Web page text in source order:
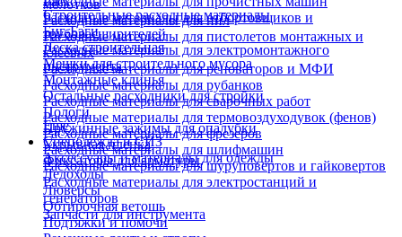
молотков
Расходные материалы для пил
Расходные материалы для пистолетов монтажных и
клеевых
Расходные материалы для реноваторов и МФИ
Расходные материалы для рубанков
Расходные материалы для сварочных работ
Расходные материалы для термовоздуходувок (фенов)
Расходные материалы для фрезеров
Расходные материалы для шлифмашин
Расходные материалы для шуруповертов и гайковертов
Расходные материалы для электростанций и
генераторов
Запчасти для инструмента
Расходные материалы для отбортовщиков и
труборасширителей
Расходные материалы для электромонтажного
инструмента
Строительные расходные материалы
Биг-Бэги
Леска строительная
Мешки для строительного мусора
Монтажные клинья
Остальные расходники для стройки
Пологи
Пружинные зажимы для опалубки
Укрывная пленка
Фиксаторы для арматуры
Еще
Спецодежда и СИЗ
Аксессуары и материалы для одежды
Ледоходы
Люверсы
Обтирочная ветошь
Подтяжки и помочи